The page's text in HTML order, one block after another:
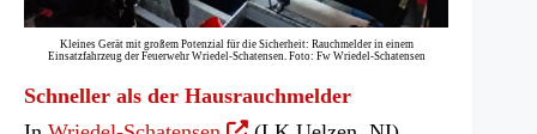
Kleines Gerät mit großem Potenzial für die Sicherheit: Rauchmelder in einem
Einsatzfahrzeug der Feuerwehr Wriedel-Schatensen. Foto: Fw Wriedel-Schatensen
Schneller als der Hausrauchmelder